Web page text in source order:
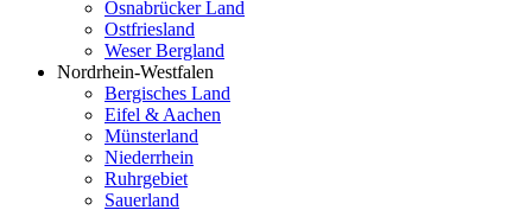
Osnabrücker Land
Ostfriesland
Weser Bergland
Nordrhein-Westfalen
Bergisches Land
Eifel & Aachen
Münsterland
Niederrhein
Ruhrgebiet
Sauerland